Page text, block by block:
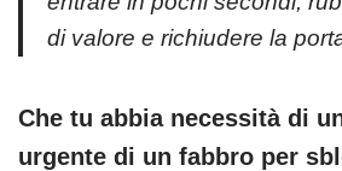
di valore e richiudere la
Che tu abbia necessità di
urgente di un fabbro per